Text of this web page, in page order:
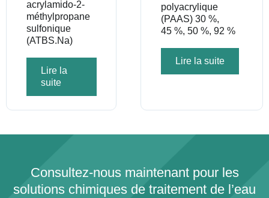
acrylamido-2-
méthylpropane
sulfonique
(ATBS.Na)
Lire la
suite
polyacrylique
(PAAS) 30 %,
45 %, 50 %, 92 %
Lire la suite
Consultez-nous maintenant pour les
solutions chimiques de traitement de l’eau